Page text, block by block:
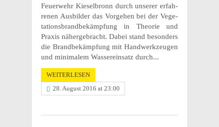
Feuer­wehr Kiesel­bronn durch unse­rer erfah­
re­nen Ausbil­der das Vorge­hen bei der Vege­
ta­ti­ons­brand­be­kämp­fung in Theo­rie und
Praxis nähergebracht. Dabei stand beson­ders
die Brand­be­kämp­fung mit Hand­werk­zeu­gen
und mini­ma­lem Wasser­ein­satz durch...
WEITERLESEN
28. August 2016 at 23:00